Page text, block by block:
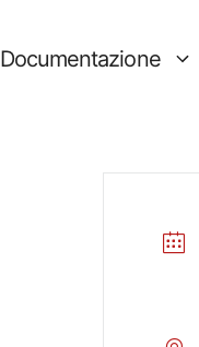
Documentazione